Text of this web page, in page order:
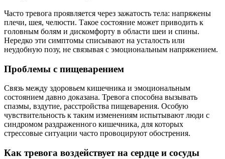
Часто тревога проявляется через зажатость тела: напряжены
плечи, шея, челюсти. Такое состояние может приводить к
головным болям и дискомфорту в области шеи и спины.
Нередко эти симптомы списывают на усталость или
неудобную позу, не связывая с эмоциональным напряжением.
Проблемы с пищеварением
Связь между здоровьем кишечника и эмоциональным
состоянием давно доказана. Тревога способна вызывать
спазмы, вздутие, расстройства пищеварения. Особую
чувствительность к таким изменениям испытывают люди с
синдромом раздраженного кишечника, для которых
стрессовые ситуации часто провоцируют обострения.
Как тревога воздействует на сердце и сосуды